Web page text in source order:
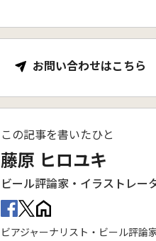
お問い合わせはこちら
この記事を書いたひと
藤原 ヒロユキ
ビール評論家・イラストレー
ビアジャーナリスト・ビール評論